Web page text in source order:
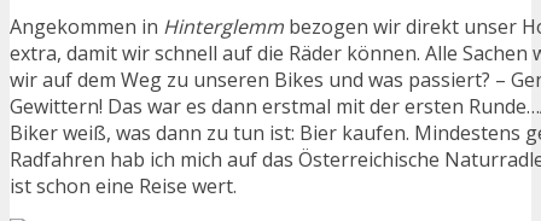
Angekommen in Hinterglemm bezogen wir direkt unser
extra, damit wir schnell auf die Räder können. Alle Sachen
wir auf dem Weg zu unseren Bikes und was passiert? –
Gewittern! Das war es dann erstmal mit der ersten
Biker weiß, was dann zu tun ist: Bier kaufen. Mindestens
Radfahren hab ich mich auf das Österreichische
ist schon eine Reise wert.